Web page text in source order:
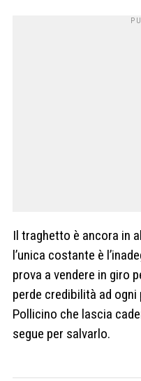
Il traghetto è ancora in
l’unica costante è
prova a vendere in giro
perde credibilità ad
Pollicino che lascia
segue per salvarlo.